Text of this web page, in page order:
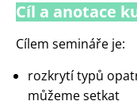
Cíl a anotace
Cílem semináře je:
rozkrytí typů
můžeme setkat